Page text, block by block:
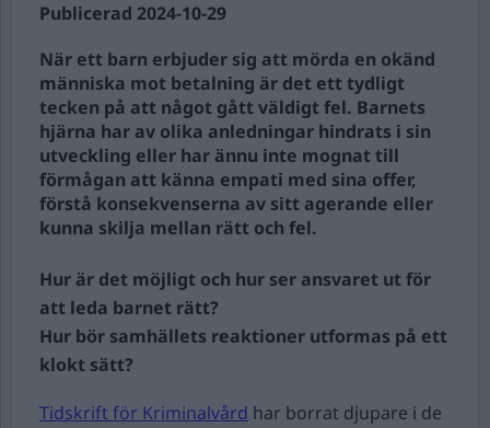
Publicerad 2024-10-29
När ett barn erbjuder sig att mörda en okänd
människa mot betalning är det ett tydligt
tecken på att något gått väldigt fel. Barnets
hjärna har av olika anledningar hindrats i sin
utveckling eller har ännu inte mognat till
förmågan att känna empati med sina offer,
förstå konsekvenserna av sitt agerande eller
kunna skilja mellan rätt och fel.
Hur är det möjligt och hur ser ansvaret ut för
att leda barnet rätt?
Hur bör samhällets reaktioner utformas på ett
klokt sätt?
Tidskrift för Kriminalvård har borrat djupare i de